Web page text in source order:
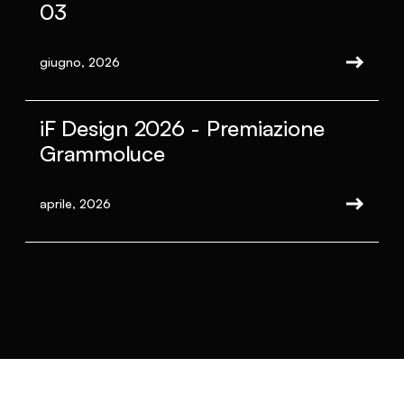
03
giugno, 2026
iF Design 2026 - Premiazione
Grammoluce
aprile, 2026